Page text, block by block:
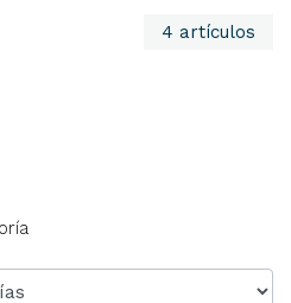
4 artículos